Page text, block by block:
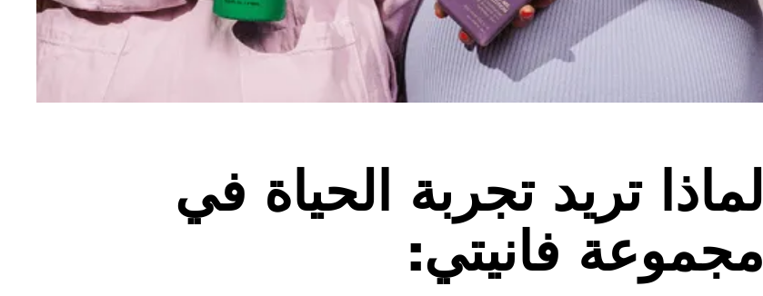
لماذا تريد تجربة الحياة في
مجموعة فانيتي: